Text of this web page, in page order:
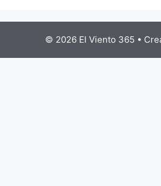
© 2026 El Viento 365 •